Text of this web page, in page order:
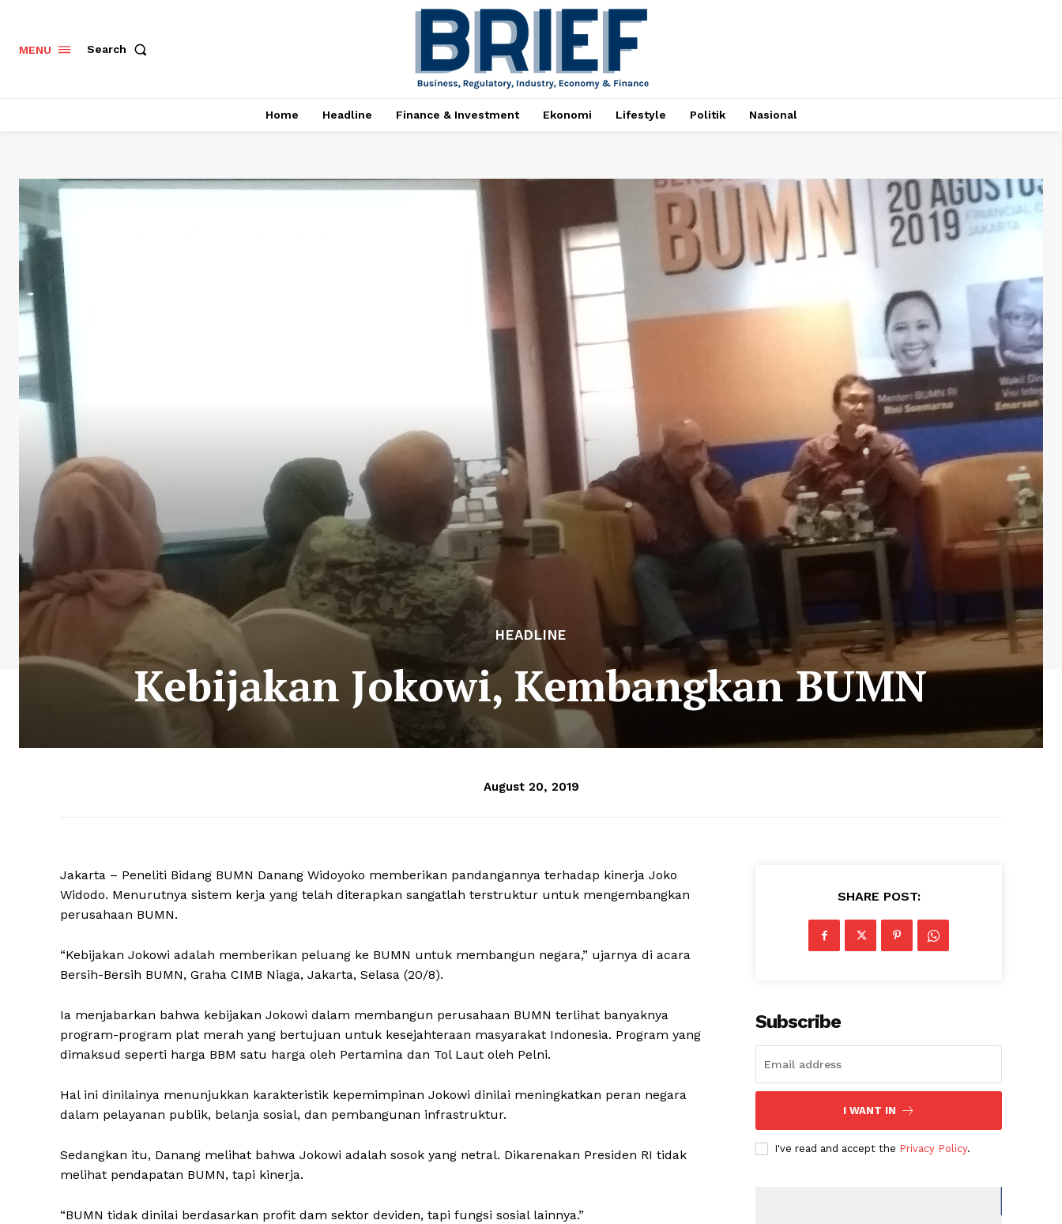
MENU Search
Home Headline Finance & Investment Ekonomi Lifestyle Politik Nasional
HEADLINE
Kebijakan Jokowi, Kembangkan BUMN
August 20, 2019
Jakarta – Peneliti Bidang BUMN Danang Widoyoko memberikan pandangannya terhadap kinerja Joko
Widodo. Menurutnya sistem kerja yang telah diterapkan sangatlah terstruktur untuk mengembangkan
perusahaan BUMN.
“Kebijakan Jokowi adalah memberikan peluang ke BUMN untuk membangun negara,” ujarnya di acara
Bersih-Bersih BUMN, Graha CIMB Niaga, Jakarta, Selasa (20/8).
Ia menjabarkan bahwa kebijakan Jokowi dalam membangun perusahaan BUMN terlihat banyaknya
program-program plat merah yang bertujuan untuk kesejahteraan masyarakat Indonesia. Program yang
dimaksud seperti harga BBM satu harga oleh Pertamina dan Tol Laut oleh Pelni.
Hal ini dinilainya menunjukkan karakteristik kepemimpinan Jokowi dinilai meningkatkan peran negara
dalam pelayanan publik, belanja sosial, dan pembangunan infrastruktur.
Sedangkan itu, Danang melihat bahwa Jokowi adalah sosok yang netral. Dikarenakan Presiden RI tidak
melihat pendapatan BUMN, tapi kinerja.
“BUMN tidak dinilai berdasarkan profit dam sektor deviden, tapi fungsi sosial lainnya.”
SHARE POST:
Subscribe
I WANT IN
I've read and accept the Privacy Policy.